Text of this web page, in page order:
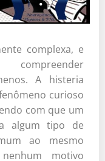
complexa, e
A histeria
curioso
com que um
algum tipo de
ao mesmo
motivo